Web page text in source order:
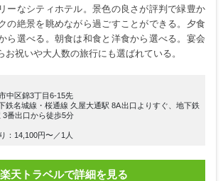
ーなシティホテル。景色の良さが評判で緑豊か
の絶景を眺めながら過ごすことができる。夕食
ら選べる。朝食は和食と洋食から選べる。宴会
お祝いや大人数の旅行にも選ばれている。
中区錦3丁目6-15先
鉄名城線・桜通線 久屋大通駅 8A出口よりすぐ、地下鉄
3番出口から徒歩5分
：14,100円〜／1人
楽天トラベルで詳細を見る